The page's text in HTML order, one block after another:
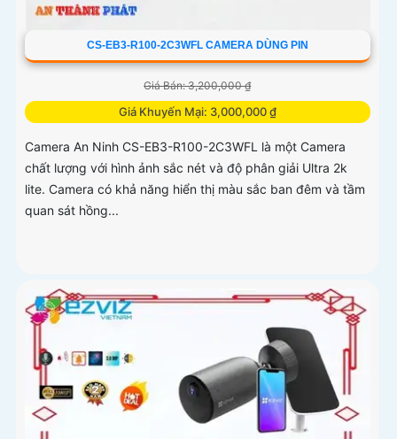
CS-EB3-R100-2C3WFL CAMERA DÙNG PIN
Giá Bán: 3,200,000 ₫
Giá Khuyến Mại: 3,000,000 ₫
Camera An Ninh CS-EB3-R100-2C3WFL là một Camera
chất lượng với hình ảnh sắc nét và độ phân giải Ultra 2k
lite. Camera có khả năng hiển thị màu sắc ban đêm và tầm
quan sát hồng...